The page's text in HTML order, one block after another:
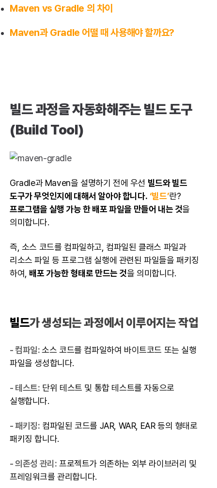
Maven vs Gradle 의 차이
Maven과 Gradle 어떨 때 사용해야 할까요?
빌드 과정을 자동화해주는 빌드 도구
(Build Tool)
Gradle과 Maven을 설명하기 전에 우선 빌드와 빌드
도구가 무엇인지에 대해서 알아야 합니다. ‘빌드’란?
프로그램을 실행 가능 한 배포 파일을 만들어 내는 것을
의미합니다.
즉, 소스 코드를 컴파일하고, 컴파일된 클래스 파일과
리소스 파일 등 프로그램 실행에 관련된 파일들을 패키징
하여, 배포 가능한 형태로 만드는 것을 의미합니다.
빌드가 생성되는 과정에서 이루어지는 작업
- 컴파일: 소스 코드를 컴파일하여 바이트코드 또는 실행
파일을 생성합니다.
- 테스트: 단위 테스트 및 통합 테스트를 자동으로
실행합니다.
- 패키징: 컴파일된 코드를 JAR, WAR, EAR 등의 형태로
패키징 합니다.
- 의존성 관리: 프로젝트가 의존하는 외부 라이브러리 및
프레임워크를 관리합니다.